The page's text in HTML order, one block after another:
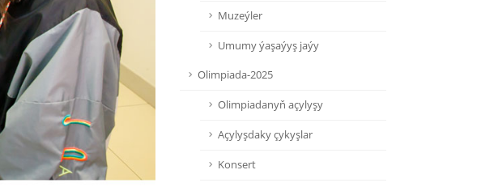
Muzeýler
Umumy ýaşaýyş jaýy
Olimpiada-2025
Olimpiadanyň açylyşy
Açylyşdaky çykyşlar
Konsert